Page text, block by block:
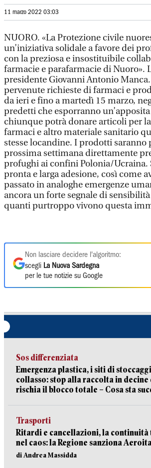
11 marzo 2022 03:03
NUORO. «La Protezione civile
un’iniziativa solidale a favore dei
con la preziosa e insostituibile
farmacie e parafarmacie di Nuoro».
presidente Giovanni Antonio
pervenute richieste di farmaci e
da ieri e fino a martedì 15 marzo,
predetti che esporranno
chiunque potrà donare articoli per
farmaci e altro materiale sanitario
stesse locandine. I prodotti saranno
prossima settimana direttamente
profughi ai confini Polonia/Ucraina.
pronta e larga adesione, così come
passato in analoghe emergenze
ancora un forte segnale di
quanti purtroppo vivono questa
Non lasciare decidere l'algoritmo:
scegli La Nuova Sardegna
per le tue notizie su Google
Sos differenziata
Emergenza plastica, i siti di
collasso: stop alla raccolta in decine
rischia il blocco totale – Cosa sta
Trasporti
Ritardi e cancellazioni, la
nel caos: la Regione sanziona
di Andrea Massidda